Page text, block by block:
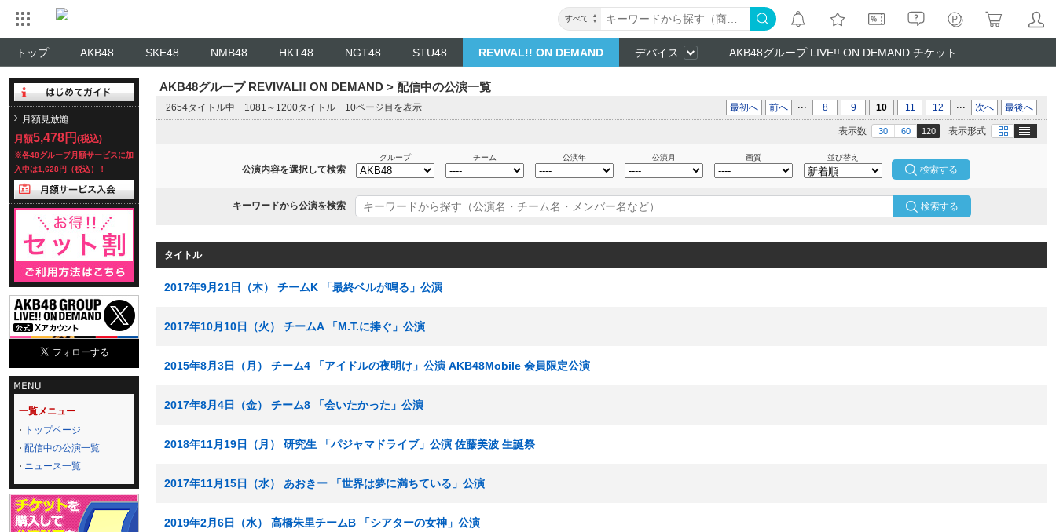
すべて
トップ AKB48 SKE48 NMB48 HKT48 NGT48 STU48 REVIVAL!! ON DEMAND デバイス AKB48グループ LIVE!! ON DEMAND チケット
月額見放題
月額5,478円 (税込)
※各48グループ月額サービスに加
入中は1,628円（税込）！
一覧メニュー
トップページ
配信中の公演一覧
ニュース一覧
AKB48グループ REVIVAL!! ON DEMAND > 配信中の公演一覧
2654タイトル中 1081～1200タイトル 10ページ目を表示 最初へ 前へ ... 8 9 10 11 12 ... 次へ 最後へ
表示形式 画像
表示数 30 60 120
公演内容を選択して検索
グループ チーム 公演年 公演月 画質 並び替え
キーワードから公演を検索 検索する
タイトル
2017年9月21日（木） チームK 「最終ベルが鳴る」公演
2017年10月10日（火） チームA 「M.T.に捧ぐ」公演
2015年8月3日（月） チーム4 「アイドルの夜明け」公演 AKB48Mobile 会員限定公演
2017年8月4日（金） チーム8 「会いたかった」公演
2018年11月19日（月） 研究生 「パジャマドライブ」公演 佐藤美波 生誕祭
2017年11月15日（水） あおきー 「世界は夢に満ちている」公演
2019年2月6日（水） 高橋朱里チームB 「シアターの女神」公演